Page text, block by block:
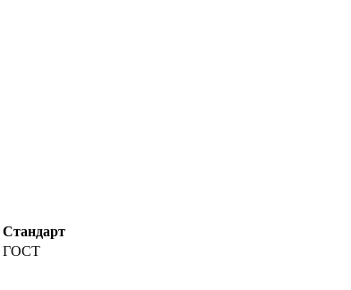
Стандарт
ГОСТ